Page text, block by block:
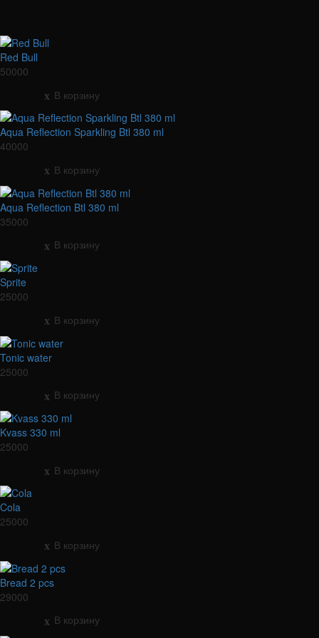
Red Bull
50000
В корзину
Aqua Reflection Sparkling Btl 380 ml
40000
В корзину
Aqua Reflection Btl 380 ml
35000
В корзину
Sprite
25000
В корзину
Tonic water
25000
В корзину
Kvass 330 ml
25000
В корзину
Cola
25000
В корзину
Bread 2 pcs
29000
В корзину